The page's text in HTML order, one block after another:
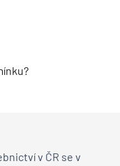
v ČR se v